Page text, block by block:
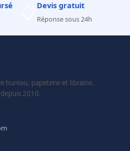
Devis gratuit
Réponse sous 24h
bureau, papeterie et librairie.
2010.